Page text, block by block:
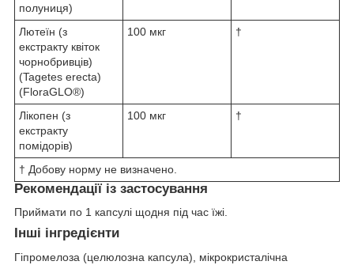
полуниця)
Лютеїн (з
екстракту квіток
чорнобривців)
(Tagetes erecta)
(FloraGLO®)
100 мкг †
Лікопен (з
екстракту
помідорів)
100 мкг †
† Добову норму не визначено.
Рекомендації із застосування
Приймати по 1 капсулі щодня під час їжі.
Інші інгредієнти
Гіпромелоза (целюлозна капсула), мікрокристалічна